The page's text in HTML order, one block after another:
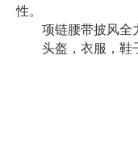
性。
项链腰带披风全
头盔，衣服，鞋子